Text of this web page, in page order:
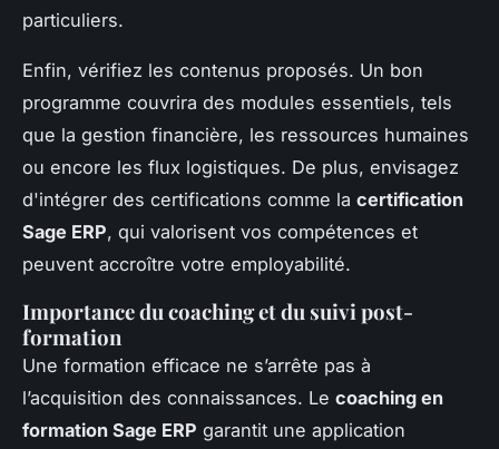
particuliers.
Enfin, vérifiez les contenus proposés. Un bon
programme couvrira des modules essentiels, tels
que la gestion financière, les ressources humaines
ou encore les flux logistiques. De plus, envisagez
d'intégrer des certifications comme la certification
Sage ERP, qui valorisent vos compétences et
peuvent accroître votre employabilité.
Importance du coaching et du suivi post-
formation
Une formation efficace ne s’arrête pas à
l’acquisition des connaissances. Le coaching en
formation Sage ERP garantit une application